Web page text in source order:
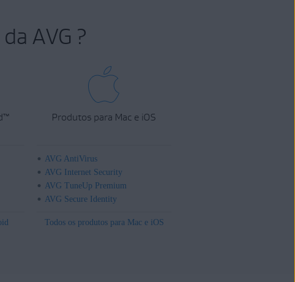
AVG ?
™ Produtos para Mac e iOS
AVG AntiVirus
AVG Internet Security
AVG TuneUp Premium
AVG Secure Identity
Todos os produtos para Mac e iOS